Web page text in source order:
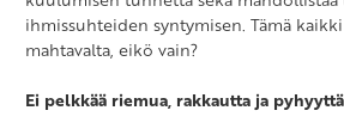
ihmissuhteiden syntymisen. Tämä
mahtavalta, eikö vain?
Ei pelkkää riemua, rakkautta ja pyhyyttä